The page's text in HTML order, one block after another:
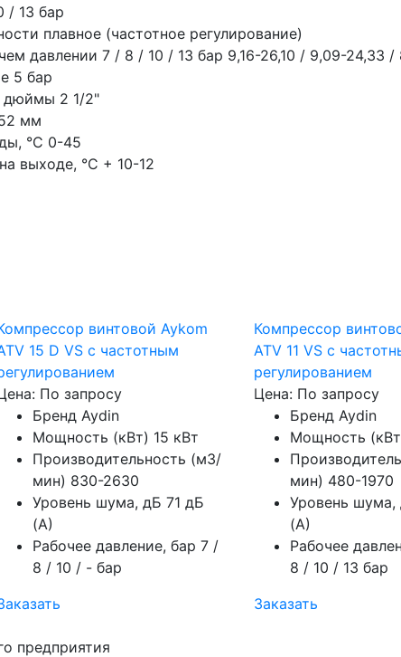
/ 13 бар
плавное (частотное регулирование)
давлении 7 / 8 / 10 / 13 бар 9,16-26,10 / 9,09-24,33
5 бар
дюймы 2 1/2"
мм
°C 0-45
выходе, °C + 10-12
винтовой Aykom
15 D VS с частотным
По запросу
Бренд Aydin
Мощность (кВт) 15 кВт
Производительность (м3/
мин) 830-2630
Уровень шума, дБ 71 дБ
(А)
Рабочее давление, бар 7 /
8 / 10 / - бар
Компрессор
ATV 11 VS с
регулированием
Цена: По запросу
Бренд Aydin
Мощность
мин) 480-1970
Уровень шума,
(А)
Рабочее
8 / 10 / 13 бар
Заказать
предприятия